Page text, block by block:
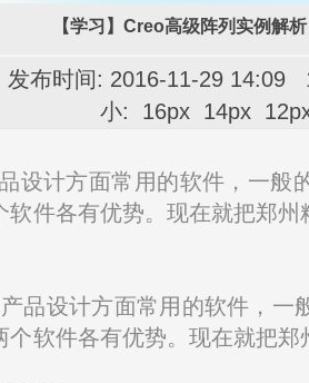
【学习】Creo高级阵列实例解
布时间: 2016-11-29 14:09
小: 16px 14px
设计方面常用的软件，一般
软件各有优势。现在就把郑
品设计方面常用的软件，一
个软件各有优势。现在就把